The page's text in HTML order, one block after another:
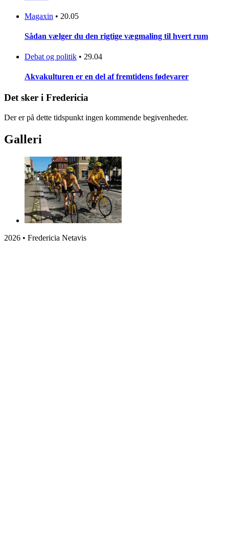
Magaxin • 20.05
Sådan vælger du den rigtige vægmaling til hvert rum
Debat og politik • 29.04
Akvakulturen er en del af fremtidens fødevarer
Det sker i Fredericia
Der er på dette tidspunkt ingen kommende begivenheder.
Galleri
2026 • Fredericia Netavis